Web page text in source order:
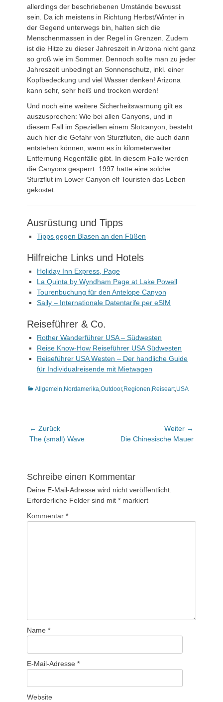
allerdings der beschriebenen Umstände bewusst
sein. Da ich meistens in Richtung Herbst/Winter in
der Gegend unterwegs bin, halten sich die
Menschenmassen in der Regel in Grenzen. Zudem
ist die Hitze zu dieser Jahreszeit in Arizona nicht ganz
so groß wie im Sommer. Dennoch sollte man zu jeder
Jahreszeit unbedingt an Sonnenschutz, inkl. einer
Kopfbedeckung und viel Wasser denken! Arizona
kann sehr, sehr heiß und trocken werden!
Und noch eine weitere Sicherheitswarnung gilt es
auszusprechen: Wie bei allen Canyons, und in
diesem Fall im Speziellen einem Slotcanyon, besteht
auch hier die Gefahr von Sturzfluten, die auch dann
entstehen können, wenn es in kilometerweiter
Entfernung Regenfälle gibt. In diesem Falle werden
die Canyons gesperrt. 1997 hatte eine solche
Sturzflut im Lower Canyon elf Touristen das Leben
gekostet.
Ausrüstung und Tipps
Tipps gegen Blasen an den Füßen
Hilfreiche Links und Hotels
Holiday Inn Express, Page
La Quinta by Wyndham Page at Lake Powell
Tourenbuchung für den Antelope Canyon
Saily – Internationale Datentarife per eSIM
Reiseführer & Co.
Rother Wanderführer USA – Südwesten
Reise Know-How Reiseführer USA Südwesten
Reiseführer USA Westen – Der handliche Guide
für Individualreisende mit Mietwagen
Kategorien
Allgemein Nordamerika Outdoor, Regionen Reiseart, USA
Beitragsnavigation
← Zurück
Vorhergehender
The (small) Wave
Weiter →
Nächster
Die Chinesische Mauer
Schreibe einen Kommentar
Deine E-Mail-Adresse wird nicht veröffentlicht.
Erforderliche Felder sind mit * markiert
Kommentar *
Name *
E-Mail-Adresse *
Website